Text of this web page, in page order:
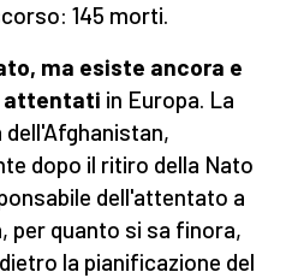
145 morti.
ma esiste ancora e
attentati in Europa. La
dell'Afghanistan,
dopo il ritiro della Nato
dell'attentato a
per quanto si sa finora,
la pianificazione del